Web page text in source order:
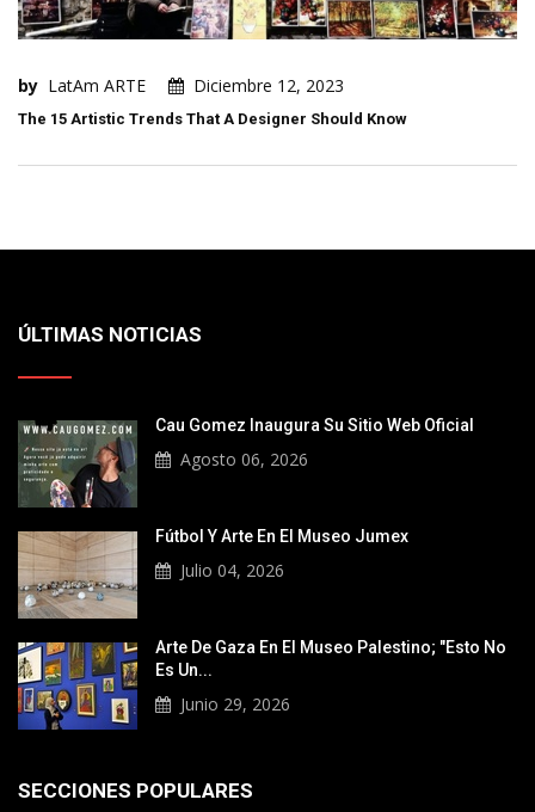
by LatAm ARTE Diciembre 12, 2023
The 15 Artistic Trends That A Designer Should Know
ÚLTIMAS NOTICIAS
Cau Gomez Inaugura Su Sitio Web Oficial
Agosto 06, 2026
Fútbol Y Arte En El Museo Jumex
Julio 04, 2026
Arte De Gaza En El Museo Palestino; "Esto No
Es Un...
Junio 29, 2026
SECCIONES POPULARES